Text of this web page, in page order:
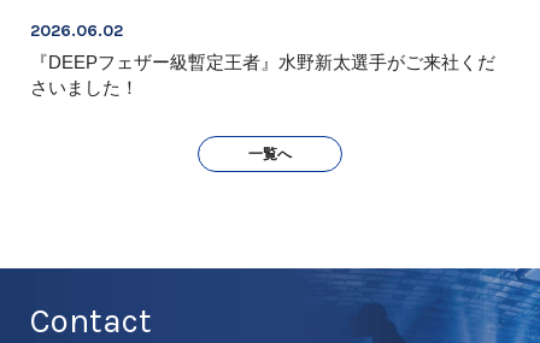
2026.06.02
『DEEPフェザー級暫定王者』水野新太選手がご来社くだ
さいました！
一覧へ
Contact